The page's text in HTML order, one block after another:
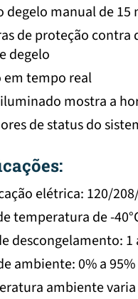
degelo manual de 15
de proteção
degelo
em tempo real
mostra a
de status do
elétrica: 120/
temperatura de -
descongelamento:
ambiente: 0% a
ambiente varia